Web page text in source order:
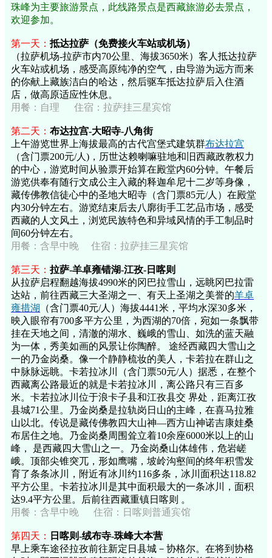
珠峰为主要旅游景点，此线路景点是西藏旅游必去景点，
欢迎参加。
第一天： 抵达拉萨（免费接火车站或机场）
（拉萨机场-拉萨市内70公里、海拔3650米）客人抵达拉萨
火车站或机场，感受高原纯净的空气，由导游为远方而来
的你献上藏族洁白的哈达，然后驱车抵达拉萨后入住酒
店，做高原适应性休息。
用餐：自理 住宿：拉萨挂三星宾馆
第二天： 布达拉宫-大昭寺-八角街
上午游览世界上海拔最高的古代宫堡式建筑群布达拉宫
（含门票200元/人)，历世达赖喇嘛驻地和旧西藏政教权力
的中心，游览时间从验票开始算在殿堂内60分钟。午餐后
游览供奉有随行文成公主入藏的释迦牟尼十二岁等身像，
藏传佛教信徒心中的圣地大昭寺（含门票85元/人）在殿堂
内30分钟左右。游览结束后去八廓街手工艺品市场，感受
西藏的人文风土，浏览民族特色和异域风情的手工制品时
间60分钟左右。
用餐： 含早中晚 住宿：拉萨挂三星宾馆
第三天： 拉萨-羊卓雍错湖-江孜-日喀则
从拉萨启程翻越海拔4990米的冈巴拉雪山，远眺冈巴拉雷
达站，前往西藏三大圣湖之一、有天上圣湖之美誉的羊卓
雍措湖
（含门票40元/人）海拔4441米，平均水深30多米，
映入眼帘有700多平方公里，为西湖的70倍，宛如一条飘带
挂在天地之间，清澈的湖水、巍峨的雪山、如洗的蓝天融
为一体，秀美如画的风景让你陶醉。 途经西藏四大雪山之
一的乃金岗桑。像一个静静梳妆的美人，卡若拉在群山之
中脉脉远眺。卡若拉冰川（含门票50元/人）据悉，在整个
西藏离公路最近的就是卡若拉冰川，离公路只有三百多
米。卡若拉冰川位于浪卡子县和江孜县交 界处，距离江孜
县城71公里。乃金岗桑是拉轨岗日山的主峰，在喜马拉雅
山以北。传说是藏传佛教四大山神—西方山神诺吉康娃桑
布居住之地。乃金岗桑周围耸立着10余座6000米以上的山
峰， 是西藏四大雪山之一。乃金岗桑山体雄伟，危岩嵯
峨。顶部尖锥突兀，形如鹰嘴，坡岭沟壑间的终年积雪发
育了条条冰川，附近有冰川约116多条，冰川面积达118.82
平方公里。卡若拉冰川是其中面积最大的一条冰川，面积
达9.4平方公里。后前往西藏重镇日喀则 。
用餐： 含早中晚 住宿：日喀则普通宾馆
第四天：
日喀则-绒布寺-珠峰大本营
早上乘车途径拉孜前往新定日县城－协格尔。在将到协格